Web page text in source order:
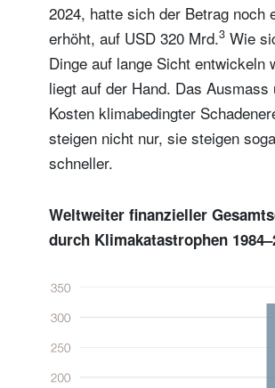
2024, hatte sich der Betrag noch
erhöht, auf USD 320 Mrd.3 Wie
Dinge auf lange Sicht entwickeln
liegt auf der Hand. Das Ausmass
Kosten klimabedingter
steigen nicht nur, sie steigen
schneller.
Weltweiter finanzieller
durch Klimakatastrophen